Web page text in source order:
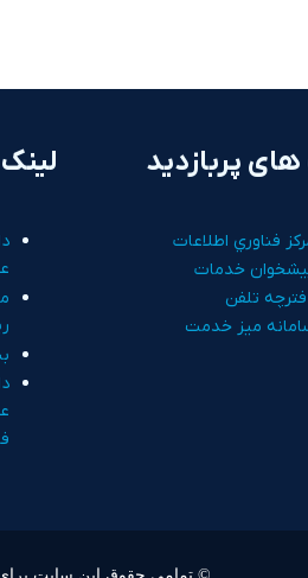
پربازدید
فناوري اطلاعات
خدمات
تلفن
ميز خدمت